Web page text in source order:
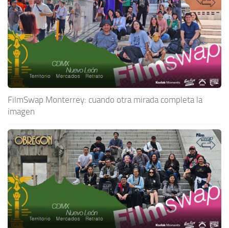
FilmSwap Monterrey: cuando otra mirada completa la
imagen